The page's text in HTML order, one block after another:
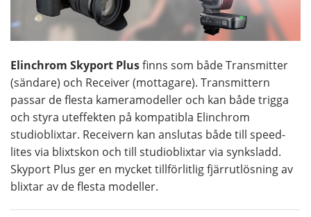
Elinchrom Skyport Plusfinns som både Transmitter
(sändare) och Receiver (mottagare). Transmittern
passar de flesta kameramodeller och kan både trigga
och styra uteffekten på kompatibla Elinchrom
studioblixtar. Receivern kan anslutas både till speed-
lites via blixtskon och till studioblixtar via synksladd.
Skyport Plus ger en mycket tillförlitlig fjärrutlösning av
blixtar av de flesta modeller.